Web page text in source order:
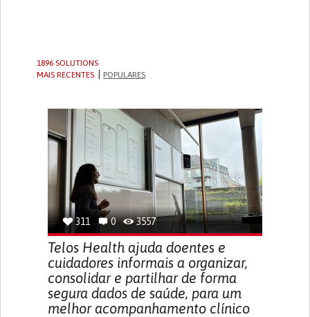
1896 SOLUTIONS
MAIS RECENTES
POPULARES
311 0 3557
Telos Health ajuda doentes e
cuidadores informais a organizar,
consolidar e partilhar de forma
segura dados de saúde, para um
melhor acompanhamento clínico